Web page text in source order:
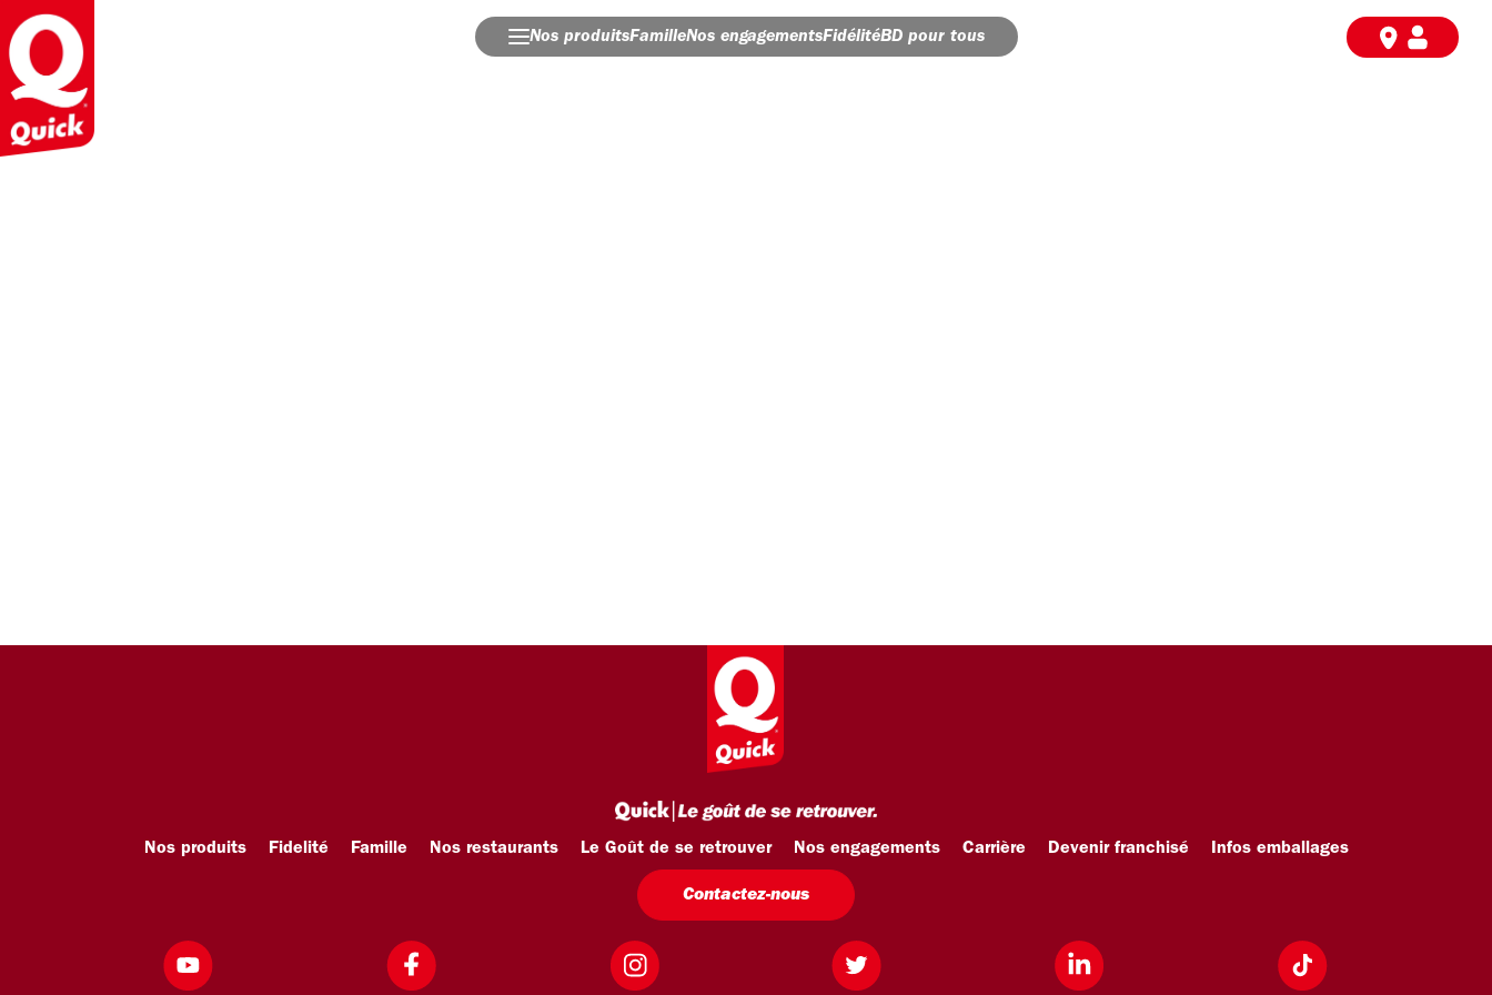
Nos produitsFamilleNos engagementsFidélitéBD pour tous
Nos produits Fidelité Famille Nos restaurants Le Goût de se retrouver Nos engagements Carrière Devenir franchisé Infos emballages
Contactez-nous